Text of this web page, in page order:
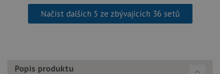
Načíst dalších 5 ze zbývajících 36 setů
Popis produktu